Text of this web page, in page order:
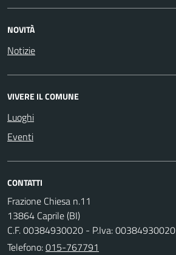
NOVITÀ
Notizie
VIVERE IL COMUNE
Luoghi
Eventi
CONTATTI
Frazione Chiesa n.11
13864 Caprile (BI)
C.F. 00384930020 - P.Iva: 00384930020
Telefono:015-767791